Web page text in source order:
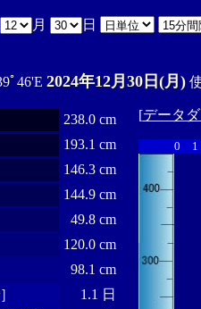
月 日
ﾟ46'E 2024年12月30日(月)
238.0 cm
193.1 cm
146.3 cm
144.9 cm
49.8 cm
120.0 cm
98.1 cm
1.1 日
[データ
0 1